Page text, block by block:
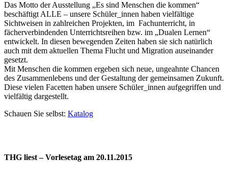
Das Motto der Ausstellung „Es sind Menschen die kommen“
beschäftigt ALLE – unsere Schüler_innen haben vielfältige
Sichtweisen in zahlreichen Projekten, im Fachunterricht, in
fächerverbindenden Unterrichtsreihen bzw. im „Dualen Lernen“
entwickelt. In diesen bewegenden Zeiten haben sie sich natürlich
auch mit dem aktuellen Thema Flucht und Migration auseinander
gesetzt.
Mit Menschen die kommen ergeben sich neue, ungeahnte Chancen
des Zusammenlebens und der Gestaltung der gemeinsamen Zukunft.
Diese vielen Facetten haben unsere Schüler_innen aufgegriffen und
vielfältig dargestellt.
Schauen Sie selbst: Katalog
THG liest – Vorlesetag am 20.11.2015